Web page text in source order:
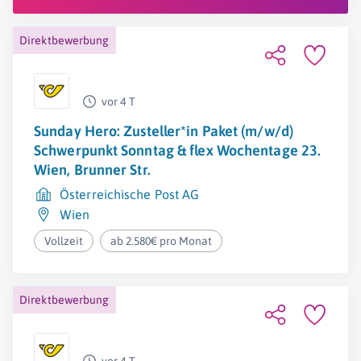
Direktbewerbung
vor 4 T
Sunday Hero: Zusteller*in Paket (m/w/d)
Schwerpunkt Sonntag & flex Wochentage 23.
Wien, Brunner Str.
Österreichische Post AG
Wien
Vollzeit ab 2.580€ pro Monat
Direktbewerbung